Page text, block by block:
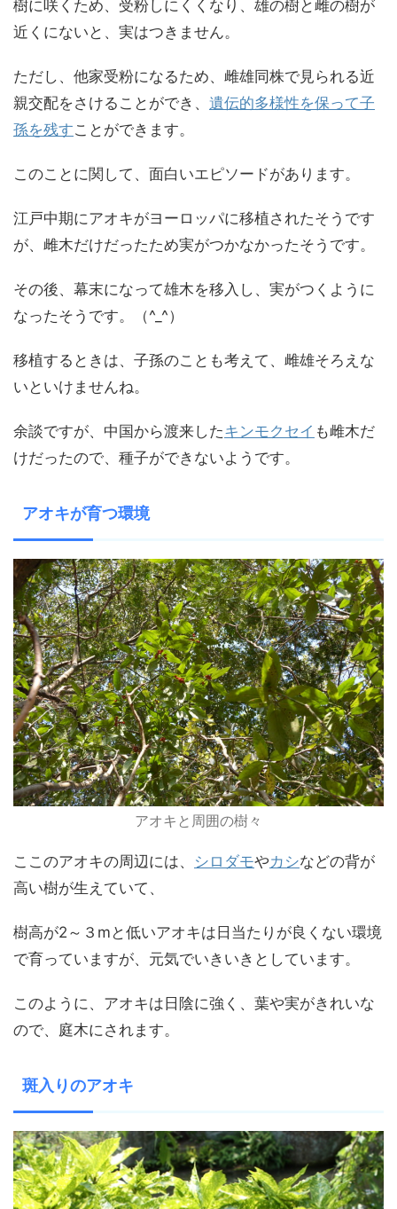
樹に咲くため、受粉しにくくなり、雄の樹と雌の樹が
近くにないと、実はつきません。
ただし、他家受粉になるため、雌雄同株で見られる近
親交配をさけることができ、 遺伝的多様性を保って子
孫を残すことができます。
このことに関して、面白いエピソードがあります。
江戸中期にアオキがヨーロッパに移植されたそうです
が、雌木だけだったため実がつかなかったそうです。
その後、幕末になって雄木を移入し、実がつくように
なったそうです。（^_^）
移植するときは、子孫のことも考えて、雌雄そろえな
いといけませんね。
余談ですが、中国から渡来したキンモクセイ も雌木だ
けだったので、種子ができないようです。
アオキが育つ環境
アオキと周囲の樹々
ここのアオキの周辺には、 シロダモやカシなどの背が
高い樹が生えていて、
樹高が2～３mと低いアオキは日当たりが良くない環境
で育っていますが、元気でいきいきとしています。
このように、アオキは日陰に強く、葉や実がきれいな
ので、庭木にされます。
斑入りのアオキ